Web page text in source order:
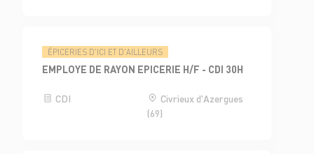
ÉPICERIES D'ICI ET D'AILLEURS
EMPLOYE DE RAYON EPICERIE H/F - CDI 30H
CDI
Civrieux d'Azergues
(69)